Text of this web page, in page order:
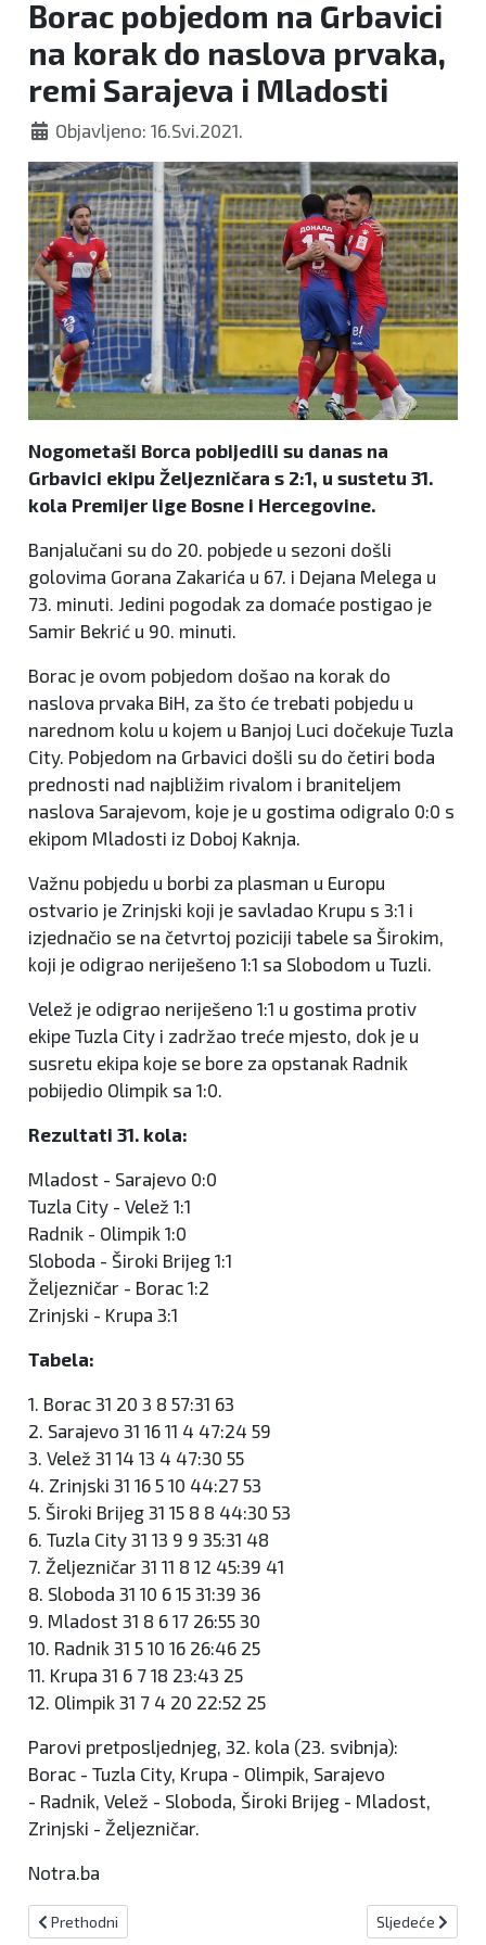
Borac pobjedom na Grbavici
na korak do naslova prvaka,
remi Sarajeva i Mladosti
Objavljeno: 16.Svi.2021.
Nogometaši Borca pobijedili su danas na
Grbavici ekipu Željezničara s 2:1, u sustetu 31.
kola Premijer lige Bosne i Hercegovine.
Banjalučani su do 20. pobjede u sezoni došli
golovima Gorana Zakarića u 67. i Dejana Melega u
73. minuti. Jedini pogodak za domaće postigao je
Samir Bekrić u 90. minuti.
Borac je ovom pobjedom došao na korak do
naslova prvaka BiH, za što će trebati pobjedu u
narednom kolu u kojem u Banjoj Luci dočekuje Tuzla
City. Pobjedom na Grbavici došli su do četiri boda
prednosti nad najbližim rivalom i braniteljem
naslova Sarajevom, koje je u gostima odigralo 0:0 s
ekipom Mladosti iz Doboj Kaknja.
Važnu pobjedu u borbi za plasman u Europu
ostvario je Zrinjski koji je savladao Krupu s 3:1 i
izjednačio se na četvrtoj poziciji tabele sa Širokim,
koji je odigrao neriješeno 1:1 sa Slobodom u Tuzli.
Velež je odigrao neriješeno 1:1 u gostima protiv
ekipe Tuzla City i zadržao treće mjesto, dok je u
susretu ekipa koje se bore za opstanak Radnik
pobijedio Olimpik sa 1:0.
Rezultati 31. kola:
Mladost - Sarajevo 0:0
Tuzla City - Velež 1:1
Radnik - Olimpik 1:0
Sloboda - Široki Brijeg 1:1
Željezničar - Borac 1:2
Zrinjski - Krupa 3:1
Tabela:
1. Borac 31 20 3 8 57:31 63
2. Sarajevo 31 16 11 4 47:24 59
3. Velež 31 14 13 4 47:30 55
4. Zrinjski 31 16 5 10 44:27 53
5. Široki Brijeg 31 15 8 8 44:30 53
6. Tuzla City 31 13 9 9 35:31 48
7. Željezničar 31 11 8 12 45:39 41
8. Sloboda 31 10 6 15 31:39 36
9. Mladost 31 8 6 17 26:55 30
10. Radnik 31 5 10 16 26:46 25
11. Krupa 31 6 7 18 23:43 25
12. Olimpik 31 7 4 20 22:52 25
Parovi pretposljednjeg, 32. kola (23. svibnja):
Borac - Tuzla City, Krupa - Olimpik, Sarajevo
- Radnik, Velež - Sloboda, Široki Brijeg - Mladost,
Zrinjski - Željezničar.
Notra.ba
Prethodni članak: Slovenke porazile odbojkašice BiH koje su još
Prethodni Sljedeći članak:
Sljedeće